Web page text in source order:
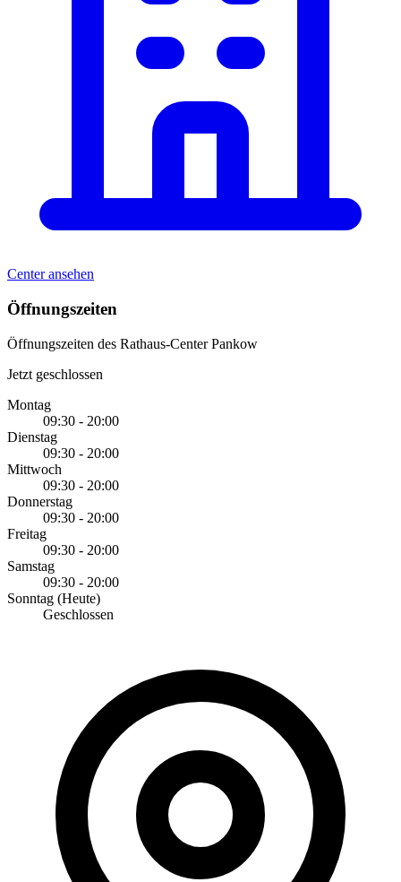
Center ansehen
Öffnungszeiten
Öffnungszeiten des Rathaus-Center Pankow
Jetzt geschlossen
Montag
09:30 - 20:00
Dienstag
09:30 - 20:00
Mittwoch
09:30 - 20:00
Donnerstag
09:30 - 20:00
Freitag
09:30 - 20:00
Samstag
09:30 - 20:00
Sonntag (Heute)
Geschlossen